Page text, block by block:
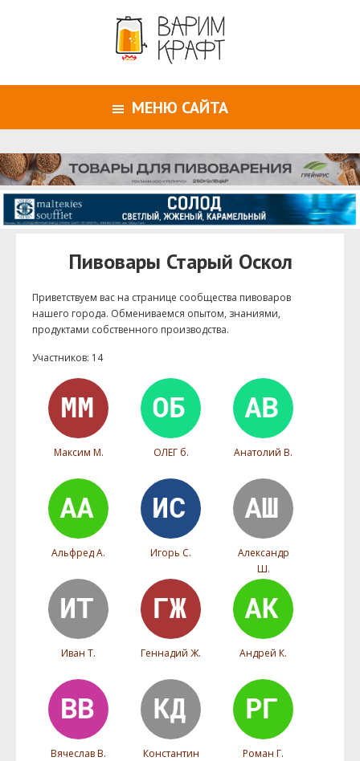
МЕНЮ САЙТА
Пивовары Старый Оскол
Приветствуем ваc на странице сообщества пивоваров
нашего города. Обмениваемся опытом, знаниями,
продуктами собственного производства.
Участников: 14
Максим М. ОЛЕГ б. Анатолий В.
Альфред А. Игорь С.
Александр
Ш.
Иван Т. Геннадий Ж. Андрей К.
Вячеслав В.
Константин
Роман Г.